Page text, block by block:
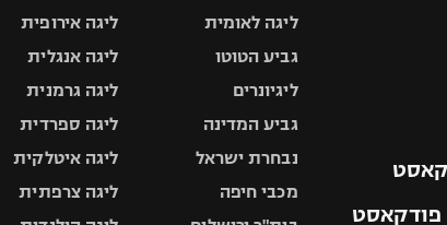
פודקאסט
ליגה לאומית
גביע הטוטו
ליגיונרים
גביע המדינה
נבחרת ישראל
מכבי חיפה
ליגה אירופית
ליגה אנגלית
ליגה גרמנית
ליגה ספרדית
ליגה איטלקית
ליגה צרפתית